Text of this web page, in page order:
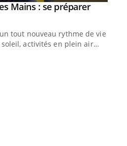
Mains : se préparer
tout nouveau rythme de vie !
soleil, activités en plein air…